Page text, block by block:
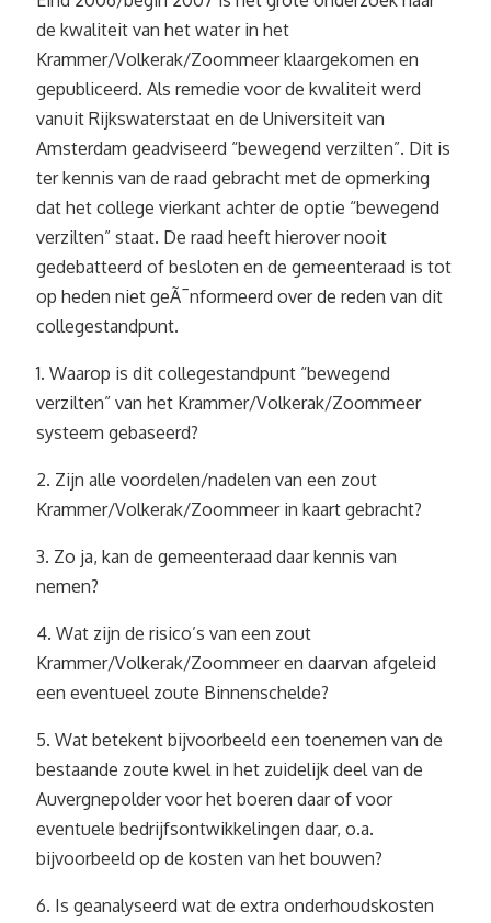
de kwaliteit van het water in het
Krammer/Volkerak/Zoommeer klaargekomen en
gepubliceerd. Als remedie voor de kwaliteit werd
vanuit Rijkswaterstaat en de Universiteit van
Amsterdam geadviseerd “bewegend verzilten”. Dit is
ter kennis van de raad gebracht met de opmerking
dat het college vierkant achter de optie “bewegend
verzilten” staat. De raad heeft hierover nooit
gedebatteerd of besloten en de gemeenteraad is tot
op heden niet geÃ¯nformeerd over de reden van dit
collegestandpunt.
1. Waarop is dit collegestandpunt “bewegend
verzilten” van het Krammer/Volkerak/Zoommeer
systeem gebaseerd?
2. Zijn alle voordelen/nadelen van een zout
Krammer/Volkerak/Zoommeer in kaart gebracht?
3. Zo ja, kan de gemeenteraad daar kennis van
nemen?
4. Wat zijn de risico’s van een zout
Krammer/Volkerak/Zoommeer en daarvan afgeleid
een eventueel zoute Binnenschelde?
5. Wat betekent bijvoorbeeld een toenemen van de
bestaande zoute kwel in het zuidelijk deel van de
Auvergnepolder voor het boeren daar of voor
eventuele bedrijfsontwikkelingen daar, o.a.
bijvoorbeeld op de kosten van het bouwen?
6. Is geanalyseerd wat de extra onderhoudskosten